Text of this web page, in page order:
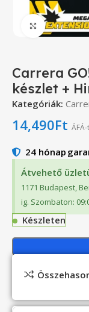
Click to
Carrera
készlet +
Kategóriák:
14,490Ft
24 hónap
Átvehető
1171 Budapest,
ig. Szombaton:
Készleten